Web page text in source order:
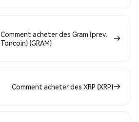
Comment acheter des Gram (prev.
Toncoin) (GRAM)
Comment acheter des XRP (XRP)